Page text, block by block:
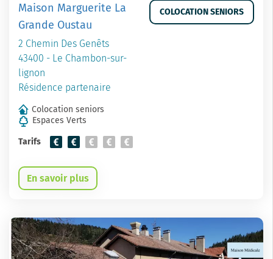
Maison Marguerite La
Grande Oustau
2 Chemin Des Genêts
43400 - Le Chambon-sur-
lignon
Résidence partenaire
COLOCATION SENIORS
Colocation seniors
Espaces Verts
Tarifs
En savoir plus